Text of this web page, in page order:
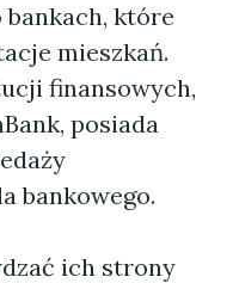
bankach, które
mieszkań.
finansowych,
posiada
bankowego.
ich strony